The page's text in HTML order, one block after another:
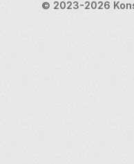
© 2023-2026